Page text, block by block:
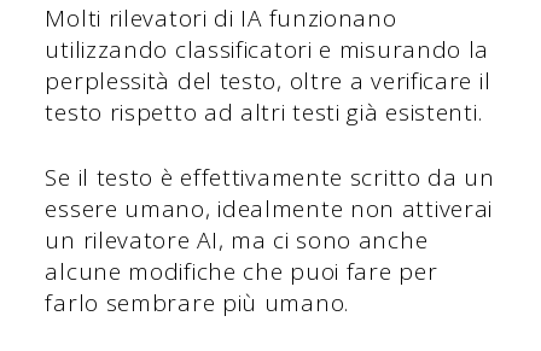
Molti rilevatori di IA funzionano
utilizzando classificatori e misurando la
perplessità del testo, oltre a verificare il
testo rispetto ad altri testi già esistenti.
Se il testo è effettivamente scritto da un
essere umano, idealmente non attiverai
un rilevatore AI, ma ci sono anche
alcune modifiche che puoi fare per
farlo sembrare più umano.